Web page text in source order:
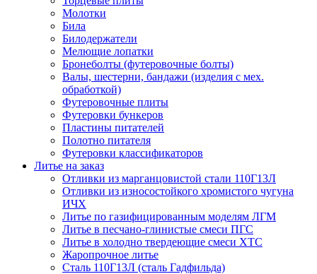
Молотки
Била
Билодержатели
Мелющие лопатки
Бронеболты (футеровочные болты)
Валы, шестерни, бандажи (изделия с мех.
обработкой)
Футеровочные плиты
Футеровки бункеров
Пластины питателей
Полотно питателя
Футеровки классификаторов
Литье на заказ
Отливки из марганцовистой стали 110Г13Л
Отливки из износостойкого хромистого чугуна
ИЧХ
Литье по газифицированным моделям ЛГМ
Литье в песчано-глинистые смеси ПГС
Литье в холодно твердеющие смеси ХТС
Жаропрочное литье
Сталь 110Г13Л (сталь Гадфильда)